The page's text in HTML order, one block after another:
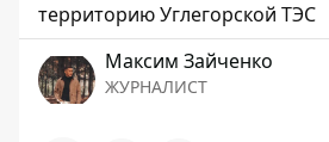
территорию Углегорской ТЭС
Максим Зайченко
ЖУРНАЛИСТ